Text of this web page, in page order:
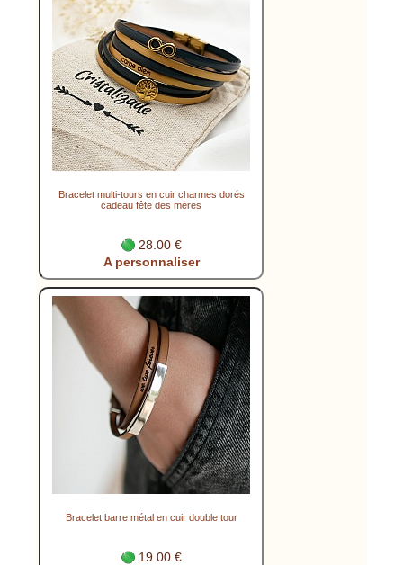
Bracelet multi-tours en cuir charmes dorés
cadeau fête des mères
28.00 €
A personnaliser
Bracelet barre métal en cuir double tour
19.00 €